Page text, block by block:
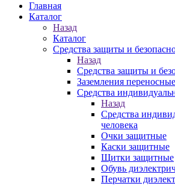
Главная
Каталог
Назад
Каталог
Средства защиты и
Назад
Средства защиты и
Заземления переносные
Средства
Назад
Средства
человека
Очки защитные
Каски защитные
Щитки защитные
Обувь
Перчатки